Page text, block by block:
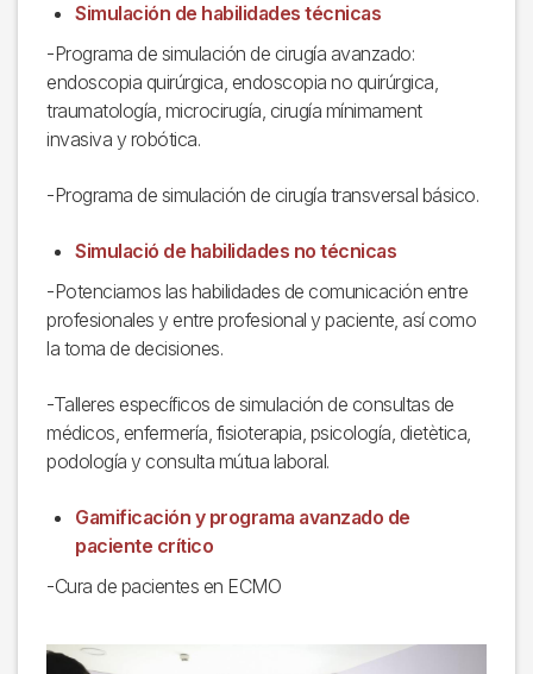
Simulación de habilidades técnicas
-Programa de simulación de cirugía avanzado:
endoscopia quirúrgica, endoscopia no quirúrgica,
traumatología, microcirugía, cirugía mínimament
invasiva y robótica.
-Programa de simulación de cirugía transversal básico.
Simulació de habilidades no técnicas
-Potenciamos las habilidades de comunicación entre
profesionales y entre profesional y paciente, así como
la toma de decisiones.
-Talleres específicos de simulación de consultas de
médicos, enfermería, fisioterapia, psicología, dietètica,
podología y consulta mútua laboral.
Gamificación y programa avanzado de
paciente crítico
-Cura de pacientes en ECMO